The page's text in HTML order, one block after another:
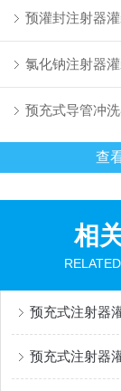
预灌封注射器
氯化钠注射器
预充式导管冲
查
相